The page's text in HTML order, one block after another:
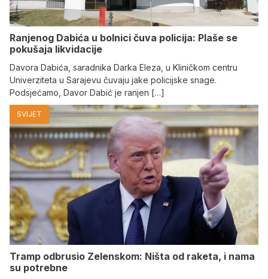
Ranjenog Dabića u bolnici čuva policija: Plaše se
pokušaja likvidacije
Davora Dabića, saradnika Darka Eleza, u Kliničkom centru
Univerziteta u Sarajevu čuvaju jake policijske snage.
Podsjećamo, Davor Dabić je ranjen […]
SVIJET
Tramp odbrusio Zelenskom: Ništa od raketa, i nama
su potrebne